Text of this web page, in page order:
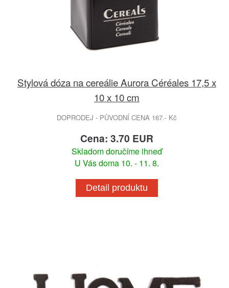
Stylová dóza na cereálie Aurora Céréales 17,5 x
10 x 10 cm
DOPRODEJ - PŮVODNÍ CENA 167.- Kč
Cena: 3.70 EUR
Skladom doručíme ihneď
U Vás doma 10. - 11. 8.
Detail produktu